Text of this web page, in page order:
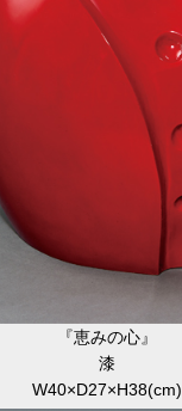
『恵みの心』
漆
W40×D27×H38(cm)